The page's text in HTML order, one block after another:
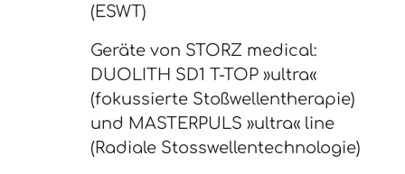
(ESWT)
Geräte von STORZ medical:
DUOLITH SD1 T-TOP »ultra«
(fokussierte Stoßwellentherapie)
und MASTERPULS »ultra« line
(Radiale Stosswellentechnologie)